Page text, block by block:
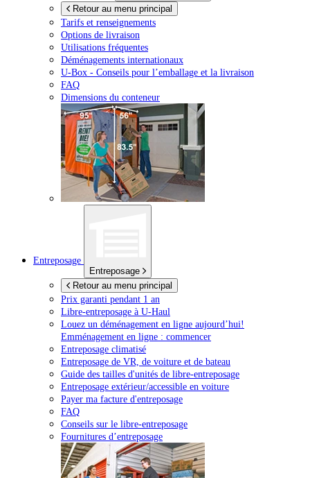
Retour au menu principal
Tarifs et renseignements
Options de livraison
Utilisations fréquentes
Déménagements internationaux
U-Box - Conseils pour l’emballage et la livraison
FAQ
Dimensions du conteneur
Entreposage
Entreposage
Retour au menu principal
Prix garanti pendant 1 an
Libre-entreposage à U-Haul
Louez un déménagement en ligne aujourd’hui!
Emménagement en ligne : commencer
Entreposage climatisé
Entreposage de VR, de voiture et de bateau
Guide des tailles d'unités de libre-entreposage
Entreposage extérieur/accessible en voiture
Payer ma facture d'entreposage
FAQ
Conseils sur le libre-entreposage
Fournitures d’entreposage